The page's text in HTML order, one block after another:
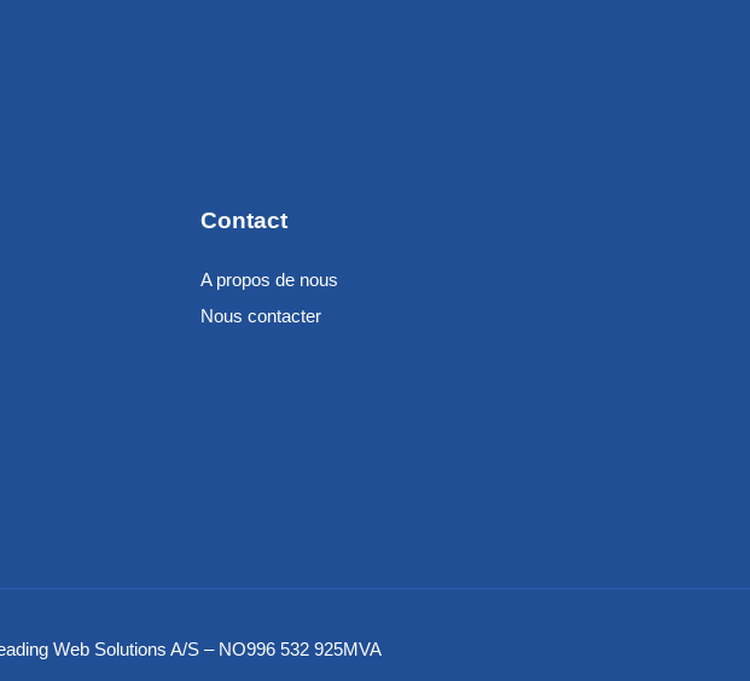
Contact
A propos de nous
Nous contacter
Web Solutions A/S – NO996 532 925MVA